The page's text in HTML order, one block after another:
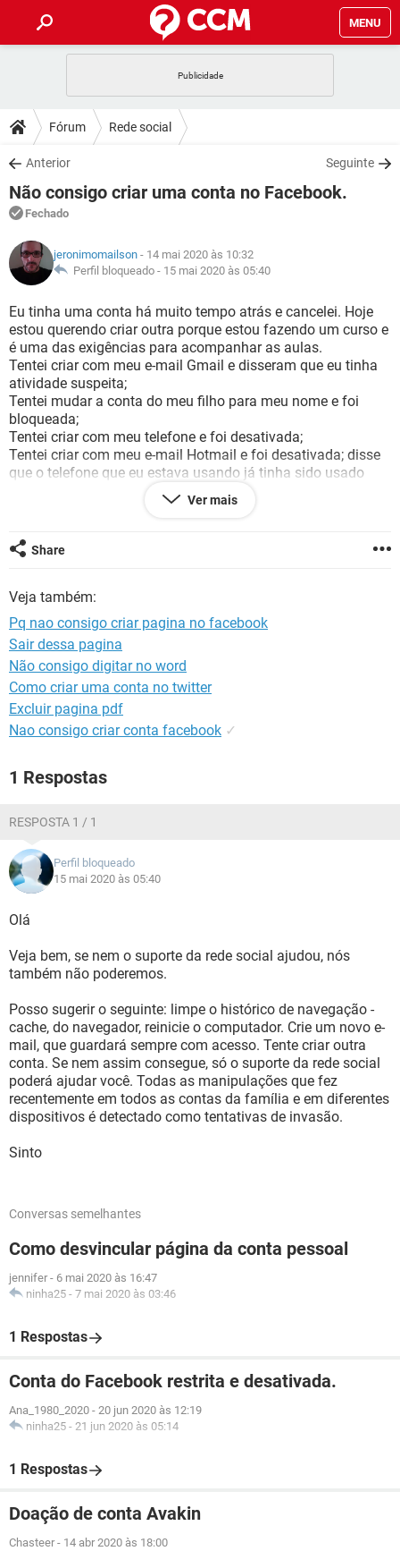
MENU
CELULAR
OUTLOOK
INSTAGRAM GMAIL
GUIA DE COMPRAS
DICAS
JOGOS
OUTLOOK
INSTAGRAM
GUIA DE COMPRAS
DOWNLOADS
JOGOS WHATSAPP
CELULAR
OUTLOOK EXCEL
INSTAGRAM
GUIA DE COMPRAS
FÓRUM
JOGOS
CELULAR FACEBOOK
INSTAGRAM GMAIL
GUIA DE COMPRAS
GLOSSÁRIO
JOGOS
CELULAR FACEBOOK
OUTLOOK EXCEL
INSTAGRAM
GUIA DE COMPRAS
Fórum Rede social
Anterior Seguinte
Não consigo criar uma conta no Facebook.
Fechado
jeronimomailson - 14 mai 2020 às 10:32
Perfil bloqueado - 15 mai 2020 às 05:40
Eu tinha uma conta há muito tempo atrás e cancelei. Hoje
estou querendo criar outra porque estou fazendo um curso e
é uma das exigências para acompanhar as aulas.
Tentei criar com meu e-mail Gmail e disseram que eu tinha
atividade suspeita;
Tentei mudar a conta do meu filho para meu nome e foi
bloqueada;
Tentei criar com meu telefone e foi desativada;
Tentei criar com meu e-mail Hotmail e foi desativada; disse
que o telefone que eu estava usando já tinha sido usado
Tentei criar com o telefone da minha esposa e foi
Agora não consigo criar de maneira nenhuma, pois não
Já enviei, meus documentos e fotos e ainda assim não deu
certo.
Pior que a empresa não tem nenhuma forma de contato no
site, ficamos sem saber o porque real do problema e nos
prejudicamos.
Já vi várias reclamações similares a esta minha e a
que não resolve nada.
tudo que contem meus dados para ver se eu consigo criar
uma conta do zero.
Ver mais
Share
Veja também:
Pq nao consigo criar pagina no facebook
Sair dessa pagina
Não consigo digitar no word
Como criar uma conta no twitter
Excluir pagina pdf
Nao consigo criar conta facebook ✓
1 Respostas
RESPOSTA 1 / 1
Perfil bloqueado
15 mai 2020 às 05:40
Olá
Veja bem, se nem o suporte da rede social ajudou, nós
também não poderemos.
Posso sugerir o seguinte: limpe o histórico de navegação -
cache, do navegador, reinicie o computador. Crie um novo e-
mail, que guardará sempre com acesso. Tente criar outra
conta. Se nem assim consegue, só o suporte da rede social
poderá ajudar você. Todas as manipulações que fez
recentemente em todos as contas da família e em diferentes
dispositivos é detectado como tentativas de invasão.
Sinto
Conversas semelhantes
Como desvincular página da conta pessoal
jennifer - 6 mai 2020 às 16:47
ninha25 - 7 mai 2020 às 03:46
1 Respostas
Conta do Facebook restrita e desativada.
Ana_1980_2020 - 20 jun 2020 às 12:19
ninha25 - 21 jun 2020 às 05:14
1 Respostas
Doação de conta Avakin
Chasteer - 14 abr 2020 às 18:00